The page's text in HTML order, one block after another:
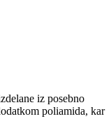
iz posebno
poliamida, kar